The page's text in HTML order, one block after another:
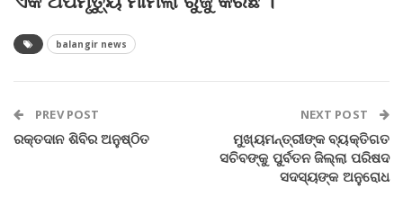
balangir news
PREV POST
ରକ୍ତଦାନ ଶିବିର ଅନୁଷ୍ଠିତ
NEXT POST
ମୁଖ୍ୟମନ୍ତ୍ରୀଙ୍କ ବ୍ୟକ୍ତିଗତ
ସଚିବଙ୍କୁ ପୁର୍ବତନ ଜିଲ୍ଲା ପରିଷଦ
ସଦସ୍ୟଙ୍କ ଅନୁରୋଧ